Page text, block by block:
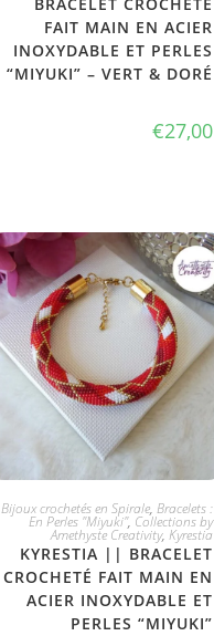
FAIT MAIN EN ACIER
INOXYDABLE ET PERLES
“MIYUKI” – VERT & DORÉ
€27,00
JE L'ADOPTE
Bijoux crochetés en Spirale, Bracelets :
En Perles "Miyuki", Collections by
Amethyste Creativity, Kyrestia
KYRESTIA || BRACELET
CROCHETÉ FAIT MAIN EN
ACIER INOXYDABLE ET
PERLES “MIYUKI”